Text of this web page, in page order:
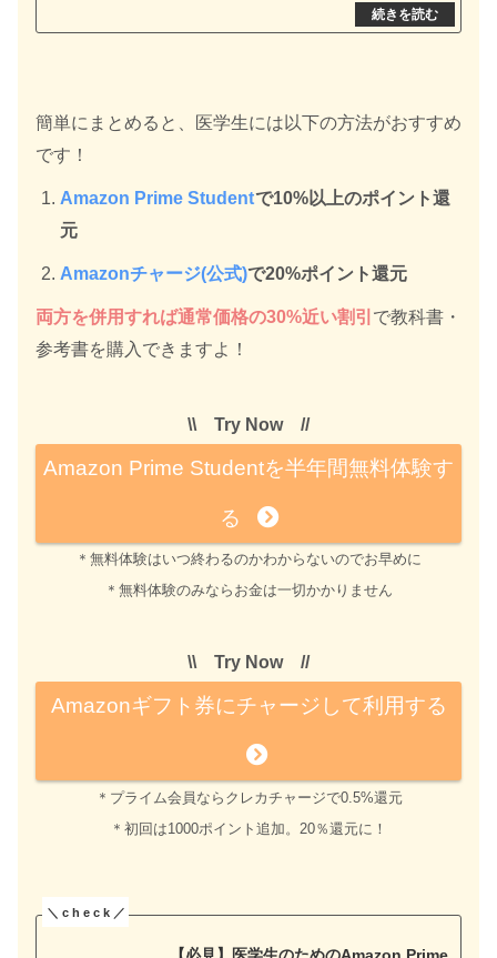
簡単にまとめると、医学生には以下の方法がおすすめ
です！
Amazon Prime Studentで10%以上のポイント還
元
Amazonチャージ(公式)で20%ポイント還元
両方を併用すれば通常価格の30%近い割引 で教科書・
参考書を購入できますよ！
\\ Try Now //
Amazon Prime Studentを半年間無料体験す
る
＊無料体験はいつ終わるのかわからないのでお早めに
＊無料体験のみならお金は一切かかりません
\\ Try Now //
Amazonギフト券にチャージして利用する
＊プライム会員ならクレカチャージで0.5%還元
＊初回は1000ポイント追加。20％還元に！